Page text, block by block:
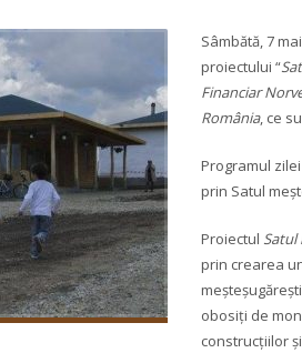
Sâmbătă, 7
proiectului “
Financiar
România, ce
Programul
prin Satul
Proiectul Satul
prin crearea
obosiți de
construcțiilor